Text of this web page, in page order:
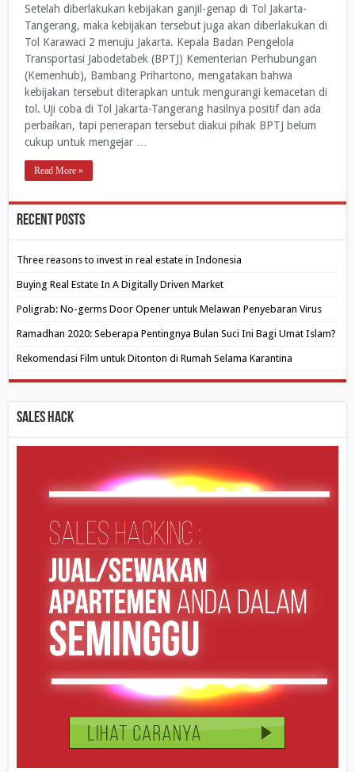
Setelah diberlakukan kebijakan ganjil-genap di Tol Jakarta-
Tangerang, maka kebijakan tersebut juga akan diberlakukan di
Tol Karawaci 2 menuju Jakarta. Kepala Badan Pengelola
Transportasi Jabodetabek (BPTJ) Kementerian Perhubungan
(Kemenhub), Bambang Prihartono, mengatakan bahwa
kebijakan tersebut diterapkan untuk mengurangi kemacetan di
tol. Uji coba di Tol Jakarta-Tangerang hasilnya positif dan ada
perbaikan, tapi penerapan tersebut diakui pihak BPTJ belum
cukup untuk mengejar …
Read More »
Recent Posts
Three reasons to invest in real estate in Indonesia
Buying Real Estate In A Digitally Driven Market
Poligrab: No-germs Door Opener untuk Melawan Penyebaran Virus
Ramadhan 2020: Seberapa Pentingnya Bulan Suci Ini Bagi Umat Islam?
Rekomendasi Film untuk Ditonton di Rumah Selama Karantina
Sales Hack